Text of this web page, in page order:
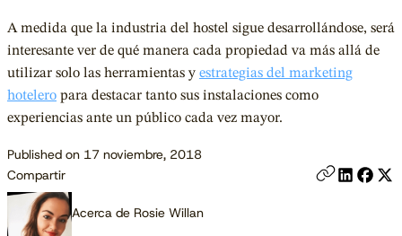
A medida que la industria del hostel sigue desarrollándose, será
interesante ver de qué manera cada propiedad va más allá de
utilizar solo las herramientas y estrategias del marketing
hotelero para destacar tanto sus instalaciones como
experiencias ante un público cada vez mayor.
Published on 17 noviembre, 2018
Compartir
Acerca de Rosie Willan